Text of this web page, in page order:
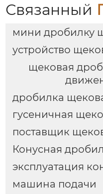
Связанный
мини дробилку
устройство
щековая
дробилка
гусеничная
поставщик
Конусная
эксплуатация
машина подачи